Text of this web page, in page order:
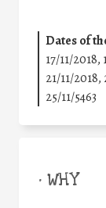
Dates of
17/11/2018,
21/11/2018,
25/11/5463
• WHY